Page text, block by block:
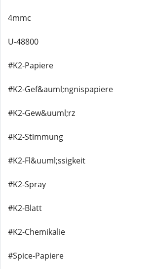
4mmc
U-48800
#K2-Papiere
#K2-Gef&auml;ngnispapiere
#K2-Gew&uuml;rz
#K2-Stimmung
#K2-Fl&uuml;ssigkeit
#K2-Spray
#K2-Blatt
#K2-Chemikalie
#Spice-Papiere